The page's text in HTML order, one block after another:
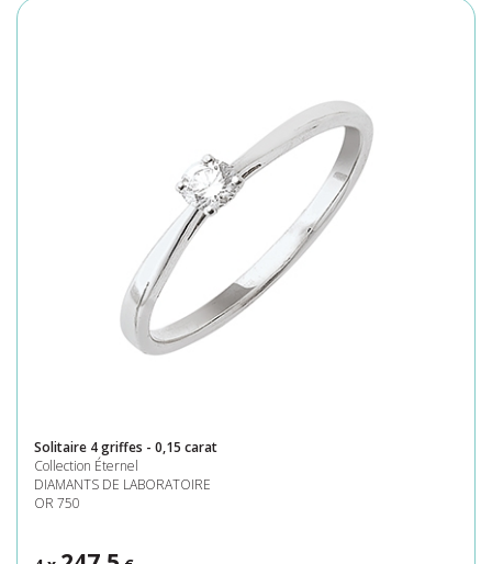
Solitaire 4 griffes - 0,15 carat
Collection Éternel
DIAMANTS DE LABORATOIRE
OR 750